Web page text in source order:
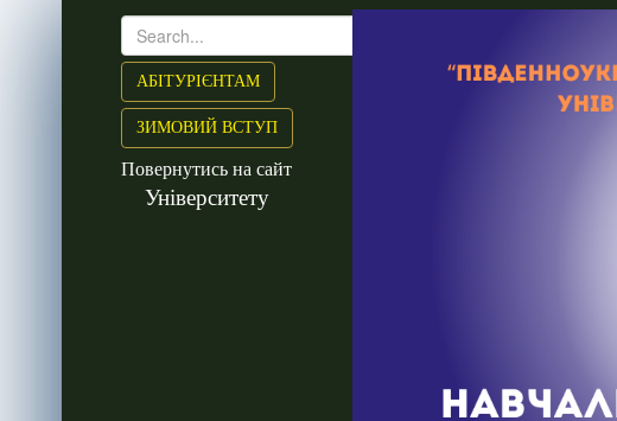
АБІТУРІЄНТАМ
ЗИМОВИЙ ВСТУП
Повернутись на сайт
Університету